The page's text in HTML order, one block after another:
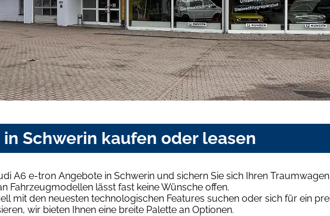
Schwerin kaufen oder leasen
A6 e-tron Angebote in Schwerin und sichern Sie sich Ihren Traumwagen.
Fahrzeugmodellen lässt fast keine Wünsche offen.
mit den neuesten technologischen Features suchen oder sich für ein
wir bieten Ihnen eine breite Palette an Optionen.